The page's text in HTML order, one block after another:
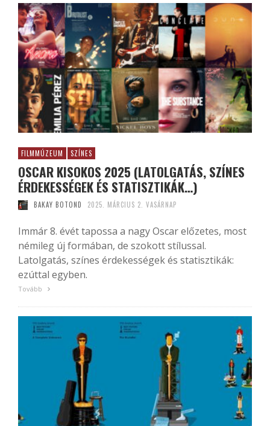
FILMMÚZEUM SZÍNES
OSCAR KISOKOS 2025 (LATOLGATÁS, SZÍNES
ÉRDEKESSÉGEK ÉS STATISZTIKÁK…)
BAKAY BOTOND 2025. MÁRCIUS 2. VASÁRNAP
Immár 8. évét tapossa a nagy Oscar előzetes, most
némileg új formában, de szokott stílussal.
Latolgatás, színes érdekességek és statisztikák:
ezúttal egyben.
Tovább